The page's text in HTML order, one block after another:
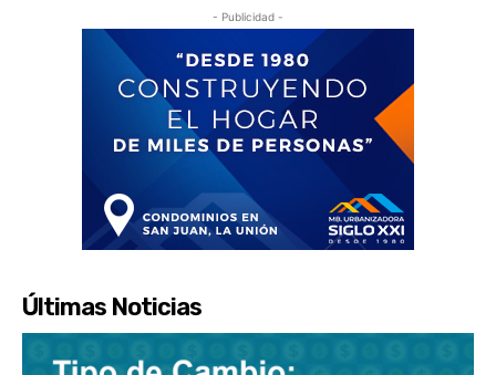
- Publicidad -
Últimas Noticias